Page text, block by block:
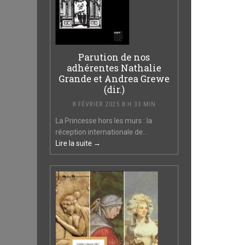
Parution de nos
adhérentes Nathalie
Grande et Andrea Grewe
(dir.)
8 FÉVRIER 2025 8 H 33 MIN
La Princesse hors les murs : la
réception internationale de...
Lire la suite →